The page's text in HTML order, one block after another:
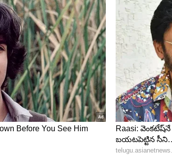
కలుగుతాయి. పరీక్షల్లో విజయం సాధిస్తారు.
నుండి మద్దతు లభిస్తుంది.
ఇది మంచి సమయం.